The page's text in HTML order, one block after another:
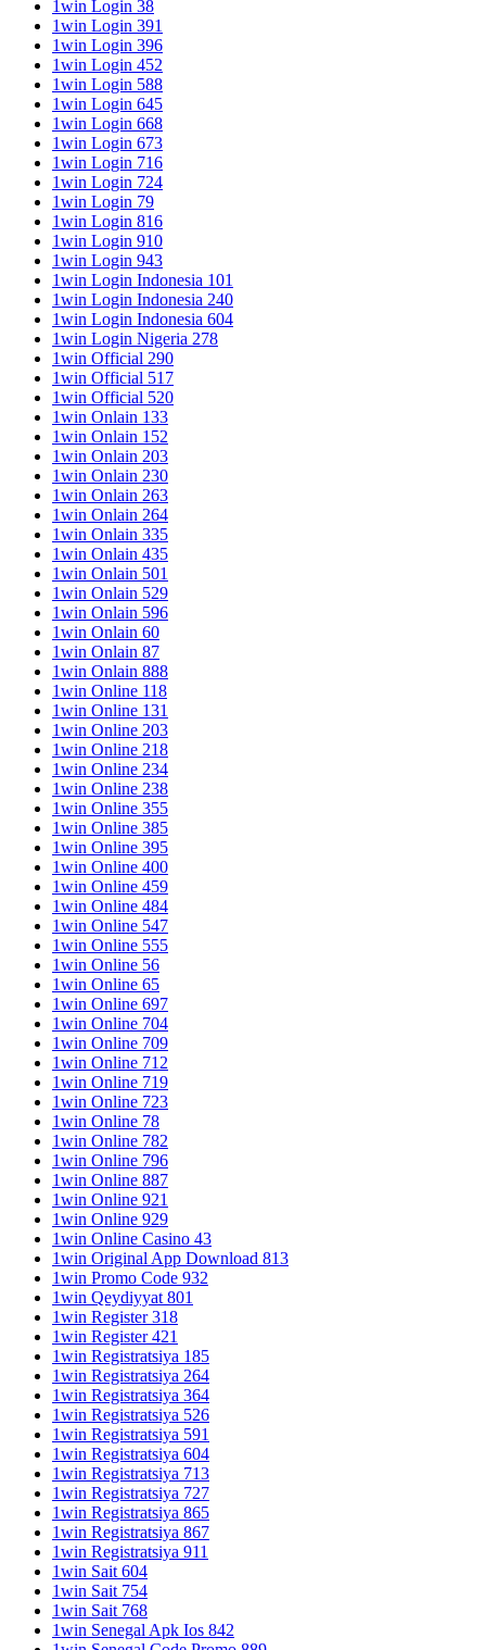
1win Login 38
1win Login 391
1win Login 396
1win Login 452
1win Login 588
1win Login 645
1win Login 668
1win Login 673
1win Login 716
1win Login 724
1win Login 79
1win Login 816
1win Login 910
1win Login 943
1win Login Indonesia 101
1win Login Indonesia 240
1win Login Indonesia 604
1win Login Nigeria 278
1win Official 290
1win Official 517
1win Official 520
1win Onlain 133
1win Onlain 152
1win Onlain 203
1win Onlain 230
1win Onlain 263
1win Onlain 264
1win Onlain 335
1win Onlain 435
1win Onlain 501
1win Onlain 529
1win Onlain 596
1win Onlain 60
1win Onlain 87
1win Onlain 888
1win Online 118
1win Online 131
1win Online 203
1win Online 218
1win Online 234
1win Online 238
1win Online 355
1win Online 385
1win Online 395
1win Online 400
1win Online 459
1win Online 484
1win Online 547
1win Online 555
1win Online 56
1win Online 65
1win Online 697
1win Online 704
1win Online 709
1win Online 712
1win Online 719
1win Online 723
1win Online 78
1win Online 782
1win Online 796
1win Online 887
1win Online 921
1win Online 929
1win Online Casino 43
1win Original App Download 813
1win Promo Code 932
1win Qeydiyyat 801
1win Register 318
1win Register 421
1win Registratsiya 185
1win Registratsiya 264
1win Registratsiya 364
1win Registratsiya 526
1win Registratsiya 591
1win Registratsiya 604
1win Registratsiya 713
1win Registratsiya 727
1win Registratsiya 865
1win Registratsiya 867
1win Registratsiya 911
1win Sait 604
1win Sait 754
1win Sait 768
1win Senegal Apk Ios 842